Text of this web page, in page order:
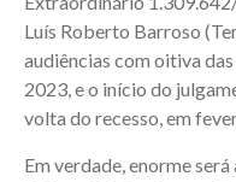
Luís Roberto Barroso
audiências com oitiva
2023, e o início do
volta do recesso, em
Em verdade, enorme